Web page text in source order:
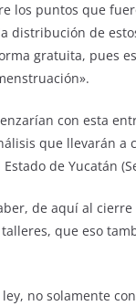
los puntos que
distribución de
gratuita, pues
con esta
que llevarán a
de Yucatán
de aquí al cierre
que eso
no solamente